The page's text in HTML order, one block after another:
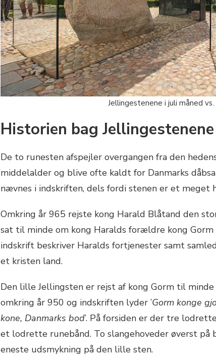
Jellingestenene i juli måned
Historien bag
De to runesten afspejler overgangen fra den
middelalder og blive ofte kaldt for Danmarks
nævnes i indskriften, dels fordi stenen er et
Omkring år 965 rejste kong Harald Blåtand den
sat til minde om kong Haralds forældre kong Gorm
indskrift beskriver Haralds fortjenester samt
et kristen land.
Den lille Jellingsten er rejst af kong Gorm til
omkring år 950 og indskriften lyder ’Gorm konge
kone, Danmarks bod’. På forsiden er der tre
et lodrette runebånd. To slangehoveder øverst på
eneste udsmykning på den lille sten.